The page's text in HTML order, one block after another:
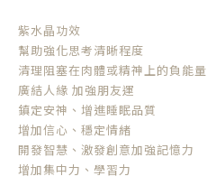
紫水晶功效
幫助強化思考清晰程度
清理阻塞在肉體或精神上的負能量
廣結人緣 加強朋友運
鎮定安神、增進睡眠品質
增加信心、穩定情緒
開發智慧、激發創意加強記憶力
增加集中力、學習力